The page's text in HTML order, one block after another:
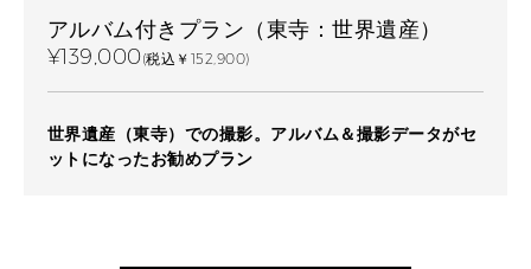
アルバム付きプラン（東寺：世界遺産）
¥139,000(税込￥152,900)
世界遺産（東寺）での撮影。アルバム＆撮影データがセ
ットになったお勧めプラン